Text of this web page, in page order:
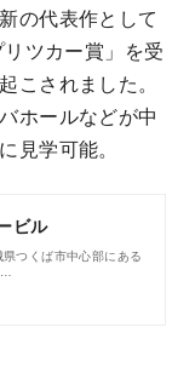
の代表作として
ツカー賞」を受
こされました。
ホールなどが中
見学可能。
ビル
つくば市中心部にある
…